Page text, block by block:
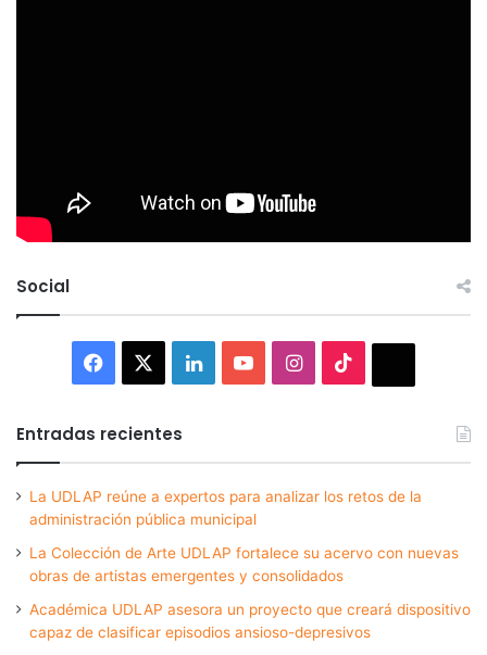
Social
Facebook LinkedInYouTubeInstagram
Entradas recientes
La UDLAP reúne a expertos para analizar los retos de la
administración pública municipal
La Colección de Arte UDLAP fortalece su acervo con nuevas
obras de artistas emergentes y consolidados
Académica UDLAP asesora un proyecto que creará dispositivo
capaz de clasificar episodios ansioso-depresivos